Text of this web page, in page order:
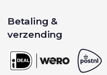
Betaling &
verzending